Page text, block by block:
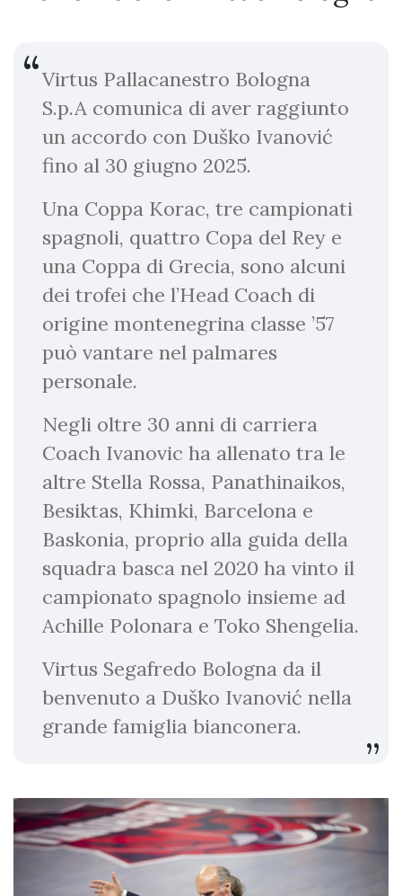
Virtus Pallacanestro Bologna
S.p.A comunica di aver raggiunto
un accordo con Duško Ivanović
fino al 30 giugno 2025.
Una Coppa Korac, tre campionati
spagnoli, quattro Copa del Rey e
una Coppa di Grecia, sono alcuni
dei trofei che l’Head Coach di
origine montenegrina classe ’57
può vantare nel palmares
personale.
Negli oltre 30 anni di carriera
Coach Ivanovic ha allenato tra le
altre Stella Rossa, Panathinaikos,
Besiktas, Khimki, Barcelona e
Baskonia, proprio alla guida della
squadra basca nel 2020 ha vinto il
campionato spagnolo insieme ad
Achille Polonara e Toko Shengelia.
Virtus Segafredo Bologna da il
benvenuto a Duško Ivanović nella
grande famiglia bianconera.